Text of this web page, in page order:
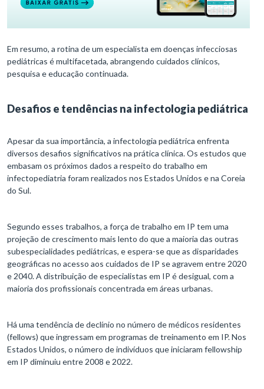
Em resumo, a rotina de um especialista em doenças infecciosas
pediátricas é multifacetada, abrangendo cuidados clínicos,
pesquisa e educação continuada.
Desafios e tendências na infectologia pediátrica
Apesar da sua importância, a infectologia pediátrica enfrenta
diversos desafios significativos na prática clínica. Os estudos que
embasam os próximos dados a respeito do trabalho em
infectopediatria foram realizados nos Estados Unidos e na Coreia
do Sul.
Segundo esses trabalhos, a força de trabalho em IP tem uma
projeção de crescimento mais lento do que a maioria das outras
subespecialidades pediátricas, e espera-se que as disparidades
geográficas no acesso aos cuidados de IP se agravem entre 2020
e 2040. A distribuição de especialistas em IP é desigual, com a
maioria dos profissionais concentrada em áreas urbanas.
Há uma tendência de declínio no número de médicos residentes
(fellows) que ingressam em programas de treinamento em IP. Nos
Estados Unidos, o número de indivíduos que iniciaram fellowship
em IP diminuiu entre 2008 e 2022.